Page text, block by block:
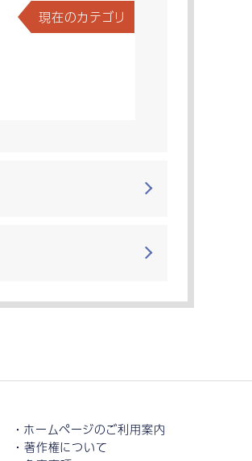
現在のカテゴリ
ホームページのご利用案内
著作権について